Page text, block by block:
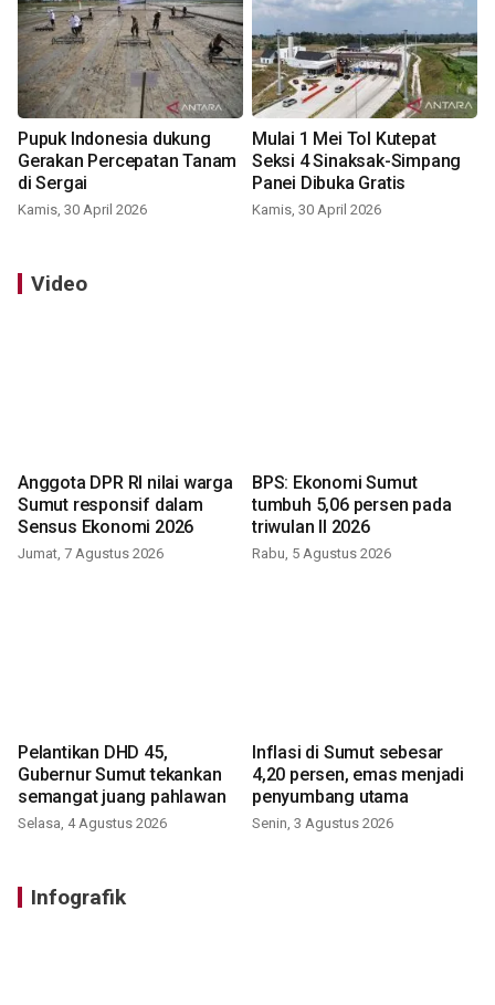
Pupuk Indonesia dukung
Gerakan Percepatan Tanam
di Sergai
Kamis, 30 April 2026
Mulai 1 Mei Tol Kutepat
Seksi 4 Sinaksak-Simpang
Panei Dibuka Gratis
Kamis, 30 April 2026
Video
Anggota DPR RI nilai warga
Sumut responsif dalam
Sensus Ekonomi 2026
Jumat, 7 Agustus 2026
BPS: Ekonomi Sumut
tumbuh 5,06 persen pada
triwulan II 2026
Rabu, 5 Agustus 2026
Pelantikan DHD 45,
Gubernur Sumut tekankan
semangat juang pahlawan
Selasa, 4 Agustus 2026
Inflasi di Sumut sebesar
4,20 persen, emas menjadi
penyumbang utama
Senin, 3 Agustus 2026
Infografik